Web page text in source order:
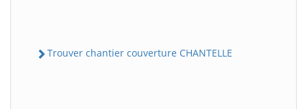
Trouver chantier couverture CHANTELLE